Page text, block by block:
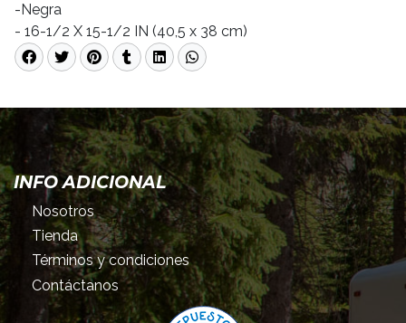
-Negra
- 16-1/2 X 15-1/2 IN (40,5 x 38 cm)
INFO ADICIONAL
Nosotros
Tienda
Términos y condiciones
Contáctanos